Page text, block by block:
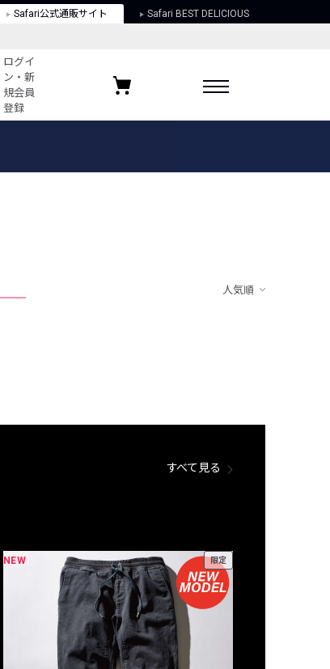
Safari公式通販サイト Safari BEST DELICIOUS
ログイ
ン・新
規会員
登録
お気に入りブランド
人気順
すべて見る
NEW 限定